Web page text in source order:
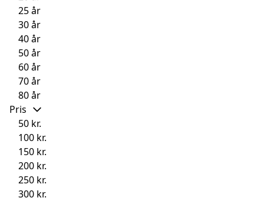
25 år
30 år
40 år
50 år
60 år
70 år
80 år
Pris
50 kr.
100 kr.
150 kr.
200 kr.
250 kr.
300 kr.